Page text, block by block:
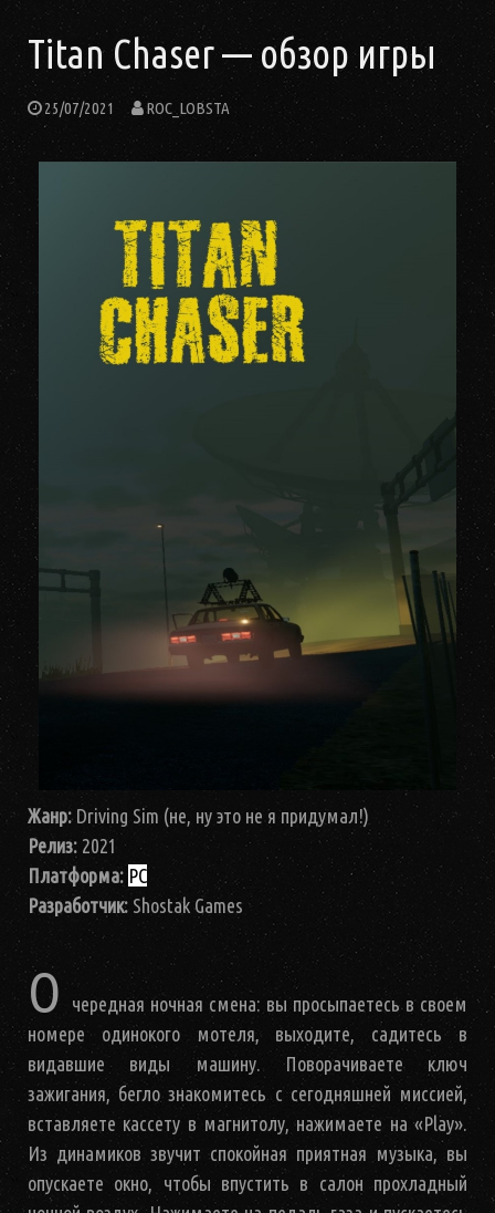
Titan Chaser — обзор игры
25/07/2021 ROC_LOBSTA
Жанр:Driving Sim (не, ну это не я придумал!)
Релиз: 2021
Платформа: PC
Разработчик: Shostak Games
О
чередная ночная смена: вы просыпаетесь в своем
номере одинокого мотеля, выходите, садитесь в
видавшие виды машину. Поворачиваете ключ
зажигания, бегло знакомитесь с сегодняшней миссией,
вставляете кассету в магнитолу, нажимаете на «Play».
Из динамиков звучит спокойная приятная музыка, вы
опускаете окно, чтобы впустить в салон прохладный